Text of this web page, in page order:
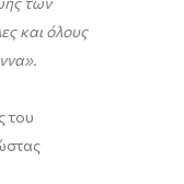
και όλους
του